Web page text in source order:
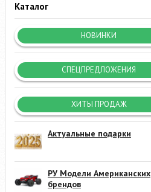
Каталог
НОВИНКИ
СПЕЦПРЕДЛОЖЕНИЯ
ХИТЫ ПРОДАЖ
Актуальные подарки
РУ Модели Американских
брендов